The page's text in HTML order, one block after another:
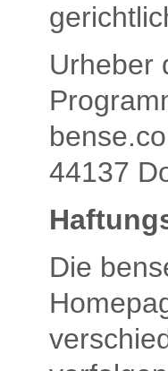
Urheber
44137
Die